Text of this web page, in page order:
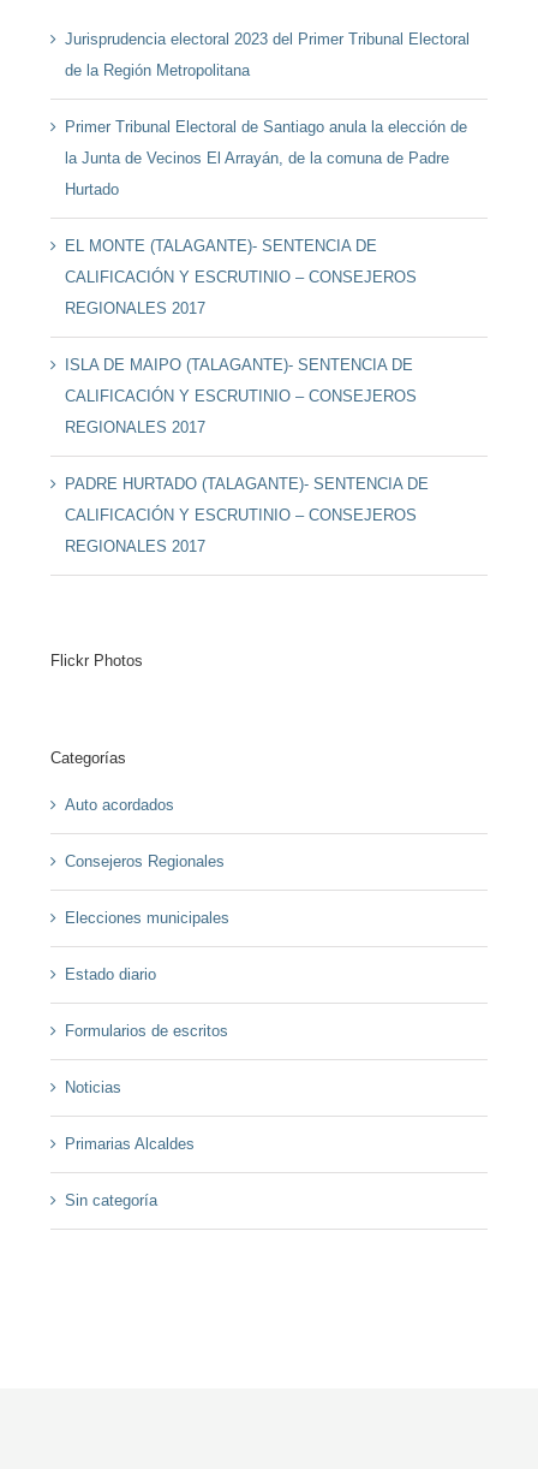
Jurisprudencia electoral 2023 del Primer Tribunal Electoral
de la Región Metropolitana
Primer Tribunal Electoral de Santiago anula la elección de
la Junta de Vecinos El Arrayán, de la comuna de Padre
Hurtado
EL MONTE (TALAGANTE)- SENTENCIA DE
CALIFICACIÓN Y ESCRUTINIO – CONSEJEROS
REGIONALES 2017
ISLA DE MAIPO (TALAGANTE)- SENTENCIA DE
CALIFICACIÓN Y ESCRUTINIO – CONSEJEROS
REGIONALES 2017
PADRE HURTADO (TALAGANTE)- SENTENCIA DE
CALIFICACIÓN Y ESCRUTINIO – CONSEJEROS
REGIONALES 2017
Flickr Photos
Categorías
Auto acordados
Consejeros Regionales
Elecciones municipales
Estado diario
Formularios de escritos
Noticias
Primarias Alcaldes
Sin categoría